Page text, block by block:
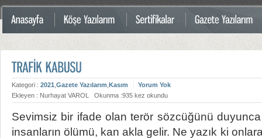
Kategori : 2021,Gazete Yazılarım, Kasım
Yorum Yok
Ekleyen : Nurhayat VAROL
Okunma :935 kez okundu
Sevimsiz bir ifade olan terör sözcüğünü
insanların ölümü, kan akla gelir. Ne yazık ki